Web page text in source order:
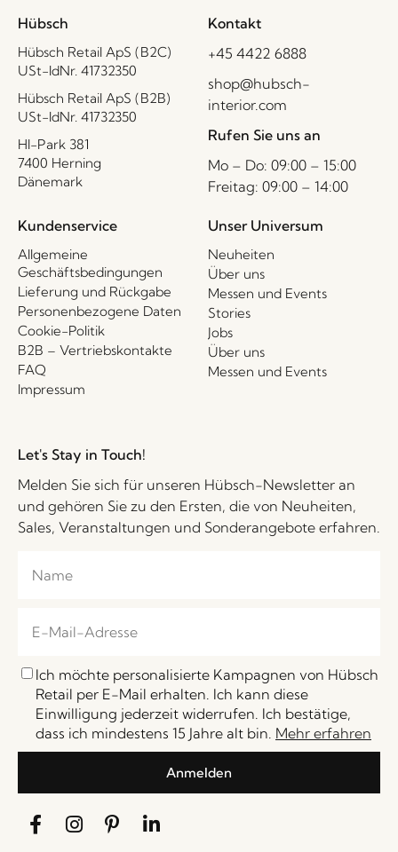
Hübsch
Hübsch Retail ApS (B2C)
USt-IdNr. 41732350
Hübsch Retail ApS (B2B)
USt-IdNr. 41732350
HI-Park 381
7400 Herning
Dänemark
Kontakt
+45 4422 6888
shop@hubsch-
interior.com
Rufen Sie uns an
Mo – Do: 09:00 – 15:00
Freitag: 09:00 – 14:00
Kundenservice
Allgemeine
Geschäftsbedingungen
Lieferung und Rückgabe
Personenbezogene Daten
Cookie-Politik
B2B – Vertriebskontakte
FAQ
Impressum
Unser Universum
Neuheiten
Über uns
Messen und Events
Stories
Jobs
Über uns
Messen und Events
Let's Stay in Touch!
Melden Sie sich für unseren Hübsch-Newsletter an
und gehören Sie zu den Ersten, die von Neuheiten,
Sales, Veranstaltungen und Sonderangebote erfahren.
Ich möchte personalisierte Kampagnen von Hübsch
Retail per E-Mail erhalten. Ich kann diese
Einwilligung jederzeit widerrufen. Ich bestätige,
dass ich mindestens 15 Jahre alt bin. Mehr erfahren
Anmelden